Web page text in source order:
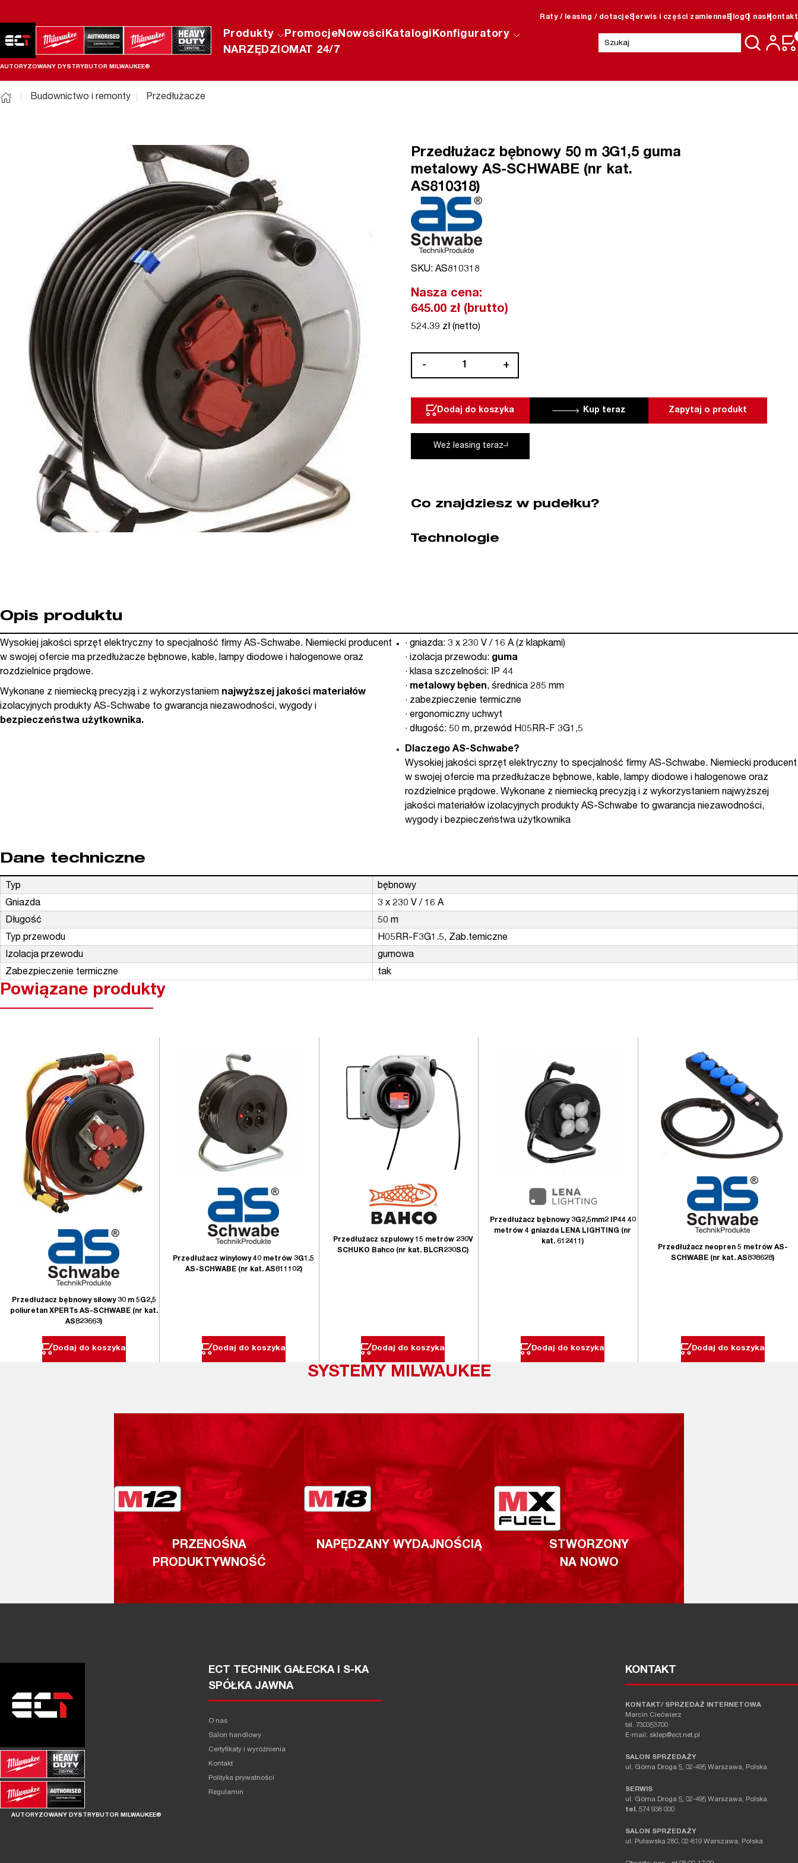
Raty / leasing / dotacjeSerwis i części zamienne BlogO nas Kontakt
AUTORYZOWANY DYSTRYBUTOR MILWAUKEE®
Produkty PromocjeNowościKatalogiKonfiguratory
NARZĘDZIOMAT 24/7
Szukaj:
Budownictwo i remonty Przedłużacze
Przedłużacz bębnowy 50 m 3G1,5 guma
metalowy AS-SCHWABE (nr kat.
AS810318)
SKU: AS810318
Nasza cena:
645.00 zł (brutto)
524.39 zł (netto)
-
3G1,5
guma
metalowy
(nr
+
Dodaj do koszyka Zapytaj o produkt
Kup teraz
Weź leasing teraz
Co znajdziesz w pudełku?
Technologie
Opis produktu
Wysokiej jakości sprzęt elektryczny to specjalność firmy AS-Schwabe. Niemiecki producent
w swojej ofercie ma przedłużacze bębnowe, kable, lampy diodowe i halogenowe oraz
rozdzielnice prądowe.
Wykonane z niemiecką precyzją i z wykorzystaniem najwyższej jakości materiałów
izolacyjnych produkty AS-Schwabe to gwarancja niezawodności, wygody i
bezpieczeństwa użytkownika.
· gniazda: 3 x 230 V / 16 A (z klapkami)
· izolacja przewodu: guma
· klasa szczelności: IP 44
· metalowy bęben, średnica 285 mm
· zabezpieczenie termiczne
· ergonomiczny uchwyt
· długość: 50 m, przewód H05RR-F 3G1,5
Dlaczego AS-Schwabe?
Wysokiej jakości sprzęt elektryczny to specjalność firmy AS-Schwabe. Niemiecki producent
w swojej ofercie ma przedłużacze bębnowe, kable, lampy diodowe i halogenowe oraz
rozdzielnice prądowe. Wykonane z niemiecką precyzją i z wykorzystaniem najwyższej
jakości materiałów izolacyjnych produkty AS-Schwabe to gwarancja niezawodności,
wygody i bezpieczeństwa użytkownika
Dane techniczne
Typ
bębnowy
Gniazda
3 x 230 V / 16 A
Długość
50 m
Typ przewodu
H05RR-F3G1.5, Zab.temiczne
Izolacja przewodu
gumowa
Zabezpieczenie termiczne
tak
Powiązane produkty
Przedłużacz bębnowy siłowy 30 m 5G2,5
poliuretan XPERTs AS-SCHWABE (nr kat.
AS823663)
Dodaj do koszyka
Przedłużacz winylowy 40 metrów 3G1.5
AS-SCHWABE (nr kat. AS811102)
Dodaj do koszyka
Przedłużacz szpulowy 15 metrów 230V
SCHUKO Bahco (nr kat. BLCR230SC)
Dodaj do koszyka
Przedłużacz bębnowy 3G2,5mm2 IP44 40
metrów 4 gniazda LENA LIGHTING (nr
kat. 612411)
Dodaj do koszyka
Przedłużacz neopren 5 metrów AS-
SCHWABE (nr kat. AS838628)
Dodaj do koszyka
SYSTEMY MILWAUKEE
PRZENOŚNA
PRODUKTYWNOŚĆ
NAPĘDZANY WYDAJNOŚCIĄ
STWORZONY
NA NOWO
AUTORYZOWANY DYSTRYBUTOR MILWAUKEE®
ECT TECHNIK GAŁECKA I S-KA
SPÓŁKA JAWNA
O nas
Salon handlowy
Certyfikaty i wyróżnienia
Kontakt
Polityka prywatności
Regulamin
KONTAKT
KONTAKT/ SPRZEDAŻ INTERNETOWA
Marcin Ciećwierz
tel. 730353700
E-mail: sklep@ect.net.pl
SALON SPRZEDAŻY
ul. Górna Droga 5, 02-495 Warszawa, Polska
SERWIS
ul. Górna Droga 5, 02-495 Warszawa, Polska
tel. 574 938 000
SALON SPRZEDAŻY
ul. Puławska 280, 02-819 Warszawa, Polska